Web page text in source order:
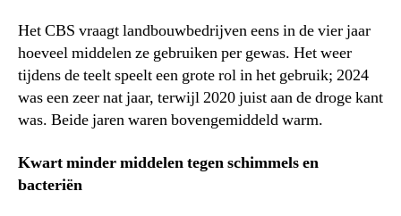
Het CBS vraagt landbouwbedrijven eens in de vier jaar
hoeveel middelen ze gebruiken per gewas. Het weer
tijdens de teelt speelt een grote rol in het gebruik; 2024
was een zeer nat jaar, terwijl 2020 juist aan de droge kant
was. Beide jaren waren bovengemiddeld warm.
Kwart minder middelen tegen schimmels en
bacteriën